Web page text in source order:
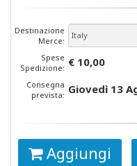
Destinazione
Merce:
Spese
Spedizione: € 10,00
Consegna
prevista: Giovedì 13
Aggiungi